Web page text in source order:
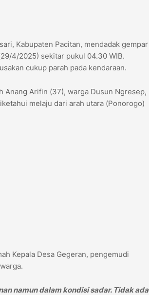
Kabupaten Pacitan, mendadak gempar
4/2025) sekitar pukul 04.30 WIB.
cukup parah pada kendaraan.
Arifin (37), warga Dusun Ngresep,
melaju dari arah utara (Ponorogo)
Kepala Desa Gegeran, pengemudi
namun dalam kondisi sadar. Tidak ada